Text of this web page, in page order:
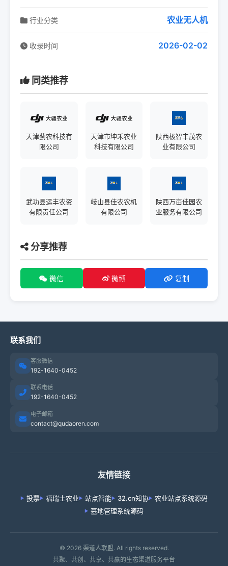
行业分类 农业无人机
收录时间 2026-02-02
同类推荐
天津蓟农科技有
限公司
天津市坤禾农业
科技有限公司
陕西极智丰茂农
业有限公司
武功县运丰农资
有限责任公司
岐山县佳农农机
有限公司
陕西万亩佳园农
业服务有限公司
分享推荐
微信 微博 复制
联系我们
客服微信
192-1640-0452
联系电话
192-1640-0452
电子邮箱
contact@qudaoren.com
友情链接
投票 福瑞士农业 站点智能 32.cn知协
农业站点系统源码
墓地管理系统源码
© 2026 渠道人联盟. All rights reserved.
共聚、共创、共享、共赢的生态渠道服务平台